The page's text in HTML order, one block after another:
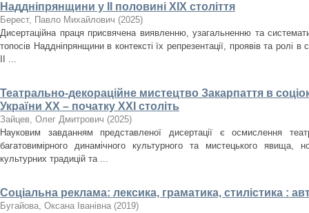
Наддніпрянщини у ІІ половині XIX століття
Берест, Павло Михайлович (2025)
Дисертаційна праця присвячена виявленню, узагальненню та
топосів Наддніпрянщини в контексті їх репрезентації, проявів та ролі в
ІІ ...
Театрально-декораційне мистецтво Закарпаття в
України ХХ – початку ХХІ століть
Зайцев, Олег Дмитрович (2025)
Науковим завданням представленої дисертації є осмислення
багатовимірного динамічного культурного та мистецького явища,
культурних традицій та ...
Соціальна реклама: лексика, граматика, стилістика :
Бугайова, Оксана Іванівна (2019)